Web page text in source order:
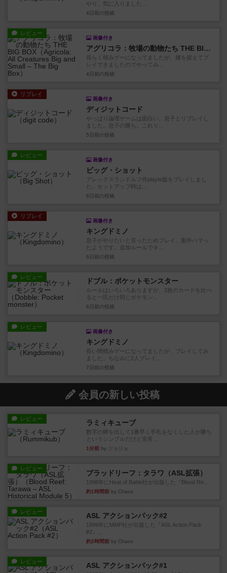
やり、気に入りました...
4日前 の投稿
レビュー
画像付き
アグリコラ：牧場の動物たち THE BIG BOX
長らく積みゲーになってましたが、腰を据えてプ
レイできましたのでやってみ...
4日前 の投稿
リプレイ
画像付き
ディジットコード
やっぱり論理ゲームは面白い。息子とリプレイし
ました。息子の勝ち。これリ...
5日前 の投稿
レビュー
画像付き
ビッグ・ショット
アレックスランドルフ作playte版をプレイしまし
た。セットアップ時は...
6日前 の投稿
リプレイ
画像付き
キングドミノ
息子がやりたいと言ったためプレイ。案外ハマっ
たようです。追加ルールでキ...
6日前 の投稿
レビュー ドブル：ポケットモンスター
ルールはいろいろありますが、2枚のカードを比べ
ると一匹だけ同じポケモン...
6日前 の投稿
レビュー
画像付き
キングドミノ
長い間積みゲーになってましたが、プレイしてみ
ました。ちなみに2人プレイ...
7日前 の投稿
会員の新しい投稿
レビュー ラミィキューブ
数字の牌を出して1番早く手札をなくした人が勝ち
というシンプルだけど非常...
1分前 by ジョジョ
レビュー
ブラッドリーフ：タラワ（ASL拡張）
1996年にHeat of Battle社が出版した『Blood Re...
約1時間前 by Chaco
レビュー ASL アクションパック#2
1999年にMMP社が出版した『ASL Action Pack
#2』...
約2時間前 by Chaco
レビュー ASL アクションパック#1